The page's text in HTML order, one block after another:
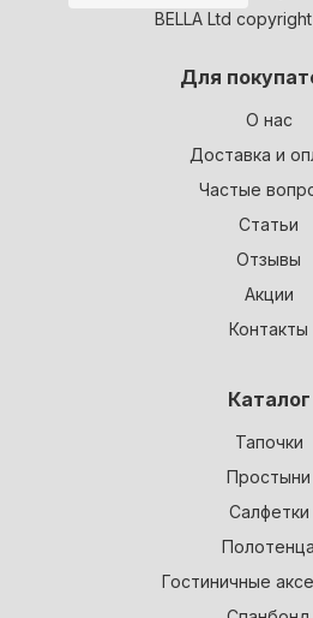
BELLA Ltd
Для
О нас
Доставка и
Частые
Статьи
Отзывы
Акции
Контакты
Каталог
Тапочки
Простыни
Салфетки
Полотенца
Гостиничные